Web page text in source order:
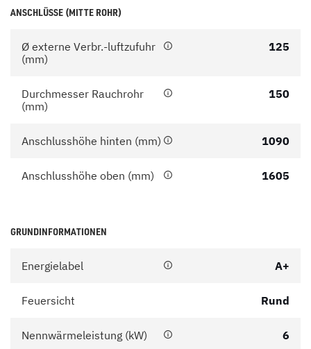
ANSCHLÜSSE (MITTE ROHR)
Ø externe Verbr.-luftzufuhr
(mm)
125
Durchmesser Rauchrohr
(mm)
150
Anschlusshöhe hinten (mm) 1090
Anschlusshöhe oben (mm) 1605
GRUNDINFORMATIONEN
Energielabel A+
Feuersicht Rund
Nennwärmeleistung (kW) 6